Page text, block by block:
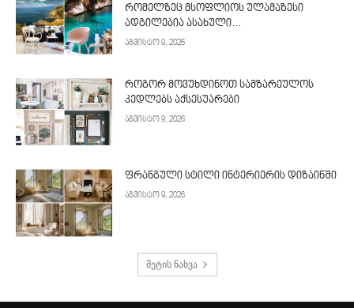
რომელზეც მსოფლიოს ულამაზესი
ადგილებია ასახული…
აგვისტო 9, 2026
როგორ მოვუხდინოთ სამზარეულოს
კედლებს აქსესუარები
აგვისტო 9, 2026
ფრანგული სტილი ინტერიერის დიზაინში
აგვისტო 9, 2026
მეტის ნახვა